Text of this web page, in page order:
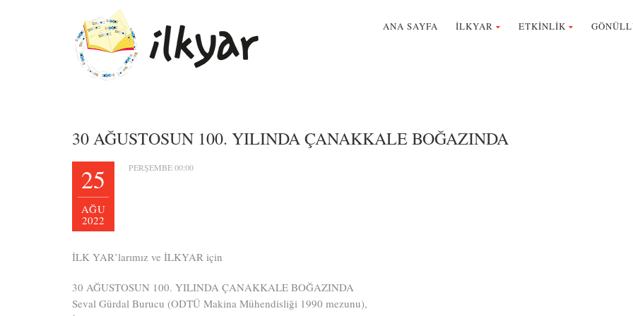
ANA SAYFA İLKYAR ETKİNLİK
30 AĞUSTOSUN 100. YILINDA ÇANAKKALE BOĞAZINDA
25
AĞU
2022
PERŞEMBE 00:00
İLK YAR’larımız ve İLKYAR için
30 AĞUSTOSUN 100. YILINDA ÇANAKKALE BOĞAZINDA
Seval Gürdal Burucu (ODTÜ Makina Mühendisliği 1990 mezunu),